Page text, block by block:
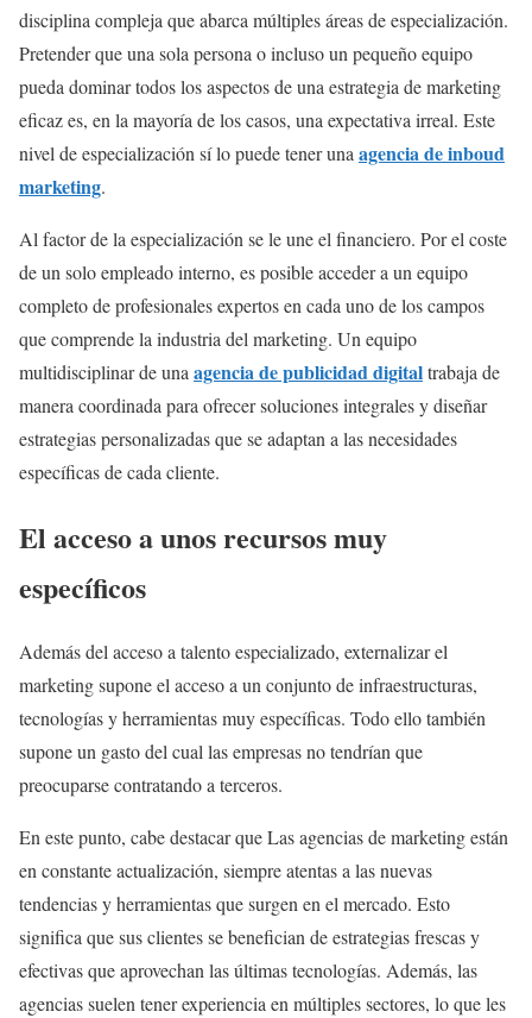
disciplina compleja que abarca múltiples áreas de especialización.
Pretender que una sola persona o incluso un pequeño equipo
pueda dominar todos los aspectos de una estrategia de marketing
eficaz es, en la mayoría de los casos, una expectativa irreal. Este
nivel de especialización sí lo puede tener una agencia de inboud
marketing.
Al factor de la especialización se le une el financiero. Por el coste
de un solo empleado interno, es posible acceder a un equipo
completo de profesionales expertos en cada uno de los campos
que comprende la industria del marketing. Un equipo
multidisciplinar de una agencia de publicidad digitaltrabaja de
manera coordinada para ofrecer soluciones integrales y diseñar
estrategias personalizadas que se adaptan a las necesidades
específicas de cada cliente.
El acceso a unos recursos muy
específicos
Además del acceso a talento especializado, externalizar el
marketing supone el acceso a un conjunto de infraestructuras,
tecnologías y herramientas muy específicas. Todo ello también
supone un gasto del cual las empresas no tendrían que
preocuparse contratando a terceros.
En este punto, cabe destacar que Las agencias de marketing están
en constante actualización, siempre atentas a las nuevas
tendencias y herramientas que surgen en el mercado. Esto
significa que sus clientes se benefician de estrategias frescas y
efectivas que aprovechan las últimas tecnologías. Además, las
agencias suelen tener experiencia en múltiples sectores, lo que les